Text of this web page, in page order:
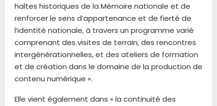
haltes historiques de la Mémoire nationale et de
renforcer le sens d’appartenance et de fierté de
l’identité nationale, à travers un programme varié
comprenant des visites de terrain, des rencontres
intergénérationnelles, et des ateliers de formation
et de création dans le domaine de la production de
contenu numérique ».
Elle vient également dans « la continuité des